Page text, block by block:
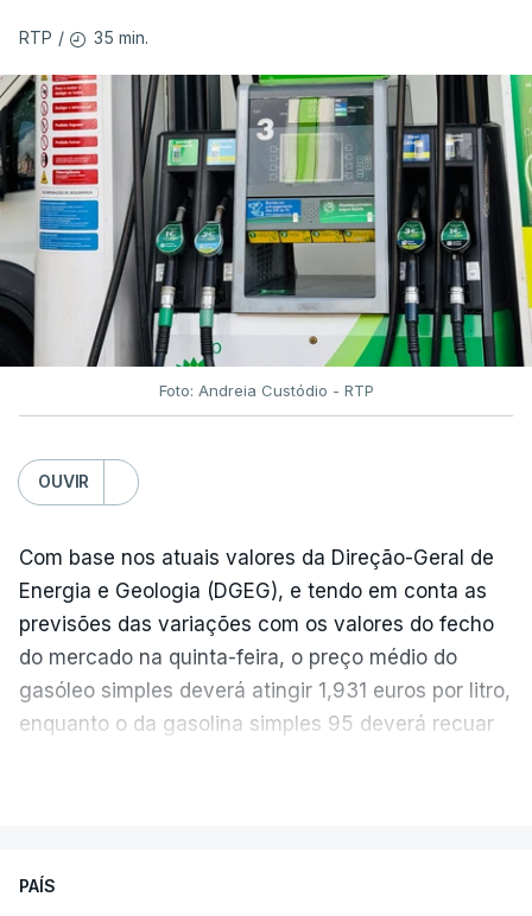
RTP / 35 min.
Foto: Andreia Custódio - RTP
OUVIR
Com base nos atuais valores da Direção-Geral de
Energia e Geologia (DGEG), e tendo em conta as
previsões das variações com os valores do fecho
do mercado na quinta-feira, o preço médio do
gasóleo simples deverá atingir 1,931 euros por litro,
enquanto o da gasolina simples 95 deverá recuar
evolução das cotações internacionais do petróleo,
PAÍS